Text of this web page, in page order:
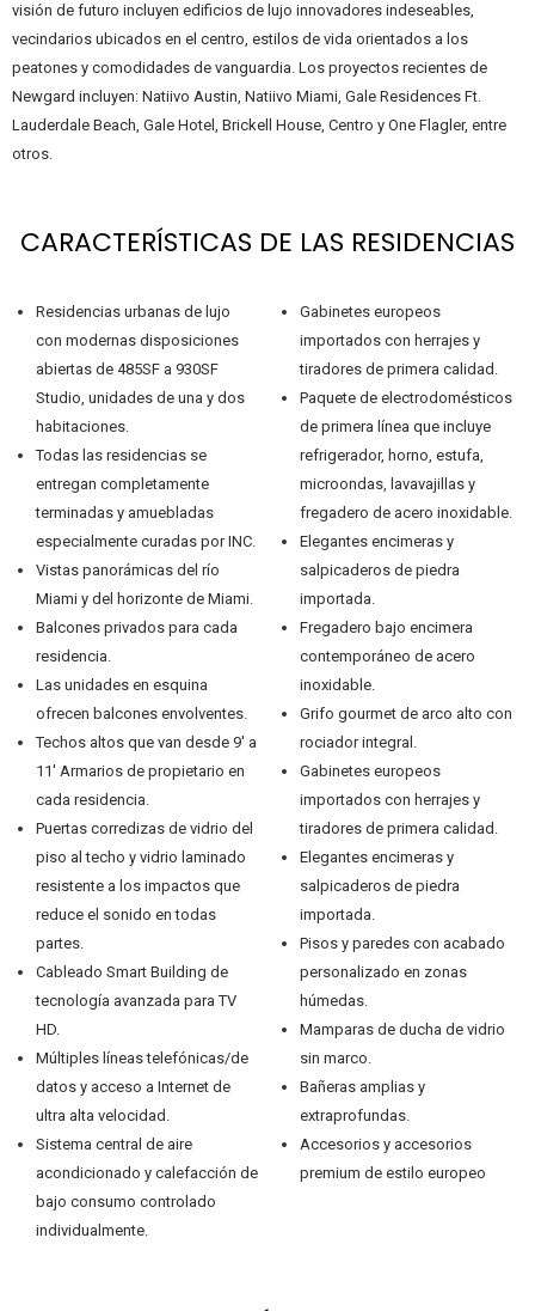
visión de futuro incluyen edificios de lujo innovadores indeseables,
vecindarios ubicados en el centro, estilos de vida orientados a los
peatones y comodidades de vanguardia. Los proyectos recientes de
Newgard incluyen: Natiivo Austin, Natiivo Miami, Gale Residences Ft.
Lauderdale Beach, Gale Hotel, Brickell House, Centro y One Flagler, entre
otros.
CARACTERÍSTICAS DE LAS RESIDENCIAS
Residencias urbanas de lujo
con modernas disposiciones
abiertas de 485SF a 930SF
Studio, unidades de una y dos
habitaciones.
Todas las residencias se
entregan completamente
terminadas y amuebladas
especialmente curadas por INC.
Vistas panorámicas del río
Miami y del horizonte de Miami.
Balcones privados para cada
residencia.
Las unidades en esquina
ofrecen balcones envolventes.
Techos altos que van desde 9′ a
11′ Armarios de propietario en
cada residencia.
Puertas corredizas de vidrio del
piso al techo y vidrio laminado
resistente a los impactos que
reduce el sonido en todas
partes.
Cableado Smart Building de
tecnología avanzada para TV
HD.
Múltiples líneas telefónicas/de
datos y acceso a Internet de
ultra alta velocidad.
Sistema central de aire
acondicionado y calefacción de
bajo consumo controlado
individualmente.
Gabinetes europeos
importados con herrajes y
tiradores de primera calidad.
Paquete de electrodomésticos
de primera línea que incluye
refrigerador, horno, estufa,
microondas, lavavajillas y
fregadero de acero inoxidable.
Elegantes encimeras y
salpicaderos de piedra
importada.
Fregadero bajo encimera
contemporáneo de acero
inoxidable.
Grifo gourmet de arco alto con
rociador integral.
Gabinetes europeos
importados con herrajes y
tiradores de primera calidad.
Elegantes encimeras y
salpicaderos de piedra
importada.
Pisos y paredes con acabado
personalizado en zonas
húmedas.
Mamparas de ducha de vidrio
sin marco.
Bañeras amplias y
extraprofundas.
Accesorios y accesorios
premium de estilo europeo